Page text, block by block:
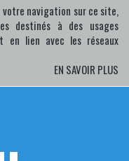
votre navigation sur ce site,
destinés à des usages
en lien avec les réseaux
EN SAVOIR PLUS